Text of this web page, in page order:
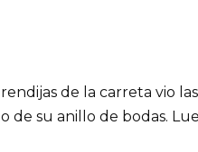
de la carreta vio
de su anillo de bodas.